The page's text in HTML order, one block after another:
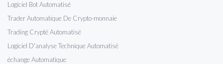
Logiciel Bot Automatisé
Trader Automatique De Crypto-monnaie
Trading Crypté Automatisé
Logiciel D'analyse Technique Automatisé
échange Automatique